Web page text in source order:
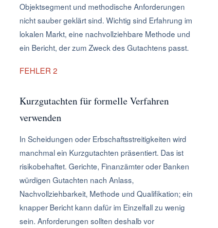
Objektsegment und methodische Anforderungen
nicht sauber geklärt sind. Wichtig sind Erfahrung im
lokalen Markt, eine nachvollziehbare Methode und
ein Bericht, der zum Zweck des Gutachtens passt.
FEHLER 2
Kurzgutachten für formelle Verfahren
verwenden
In Scheidungen oder Erbschaftsstreitigkeiten wird
manchmal ein Kurzgutachten präsentiert. Das ist
risikobehaftet. Gerichte, Finanzämter oder Banken
würdigen Gutachten nach Anlass,
Nachvollziehbarkeit, Methode und Qualifikation; ein
knapper Bericht kann dafür im Einzelfall zu wenig
sein. Anforderungen sollten deshalb vor